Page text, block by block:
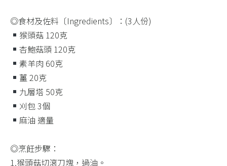
◎食材及佐料〔Ingredients〕：(3人份)​
猴頭菇 120克​
杏鮑菇頭 120克​
素羊肉 60克​
薑 20克​
九層塔 50克​
刈包 3個​
麻油 適量​
◎烹飪步驟：​
1.猴頭菇切滾刀塊，過油。​